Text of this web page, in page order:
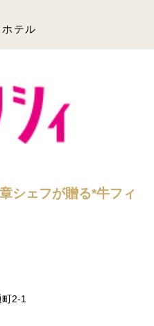
テル
シェフが贈る*牛フィ
町2-1